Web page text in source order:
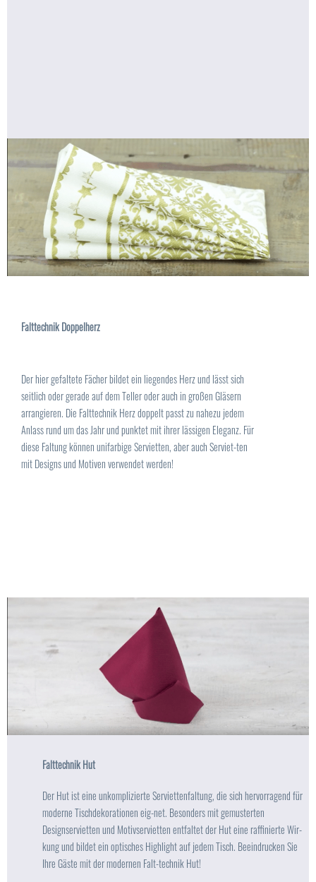
Falttechnik Doppelherz
Der hier gefaltete Fächer bildet ein liegendes Herz und lässt sich
seitlich oder gerade auf dem Teller oder auch in großen Gläsern
arrangieren. Die Falttechnik Herz doppelt passt zu nahezu jedem
Anlass rund um das Jahr und punktet mit ihrer lässigen Eleganz. Für
diese Faltung können unifarbige Servietten, aber auch Serviet-ten
mit Designs und Motiven verwendet werden!
Falttechnik Hut
Der Hut ist eine unkomplizierte Serviettenfaltung, die sich hervorragend für
moderne Tischdekorationen eig-net. Besonders mit gemusterten
Designservietten und Motivservietten entfaltet der Hut eine raffinierte Wir-
kung und bildet ein optisches Highlight auf jedem Tisch. Beeindrucken Sie
Ihre Gäste mit der modernen Falt-technik Hut!